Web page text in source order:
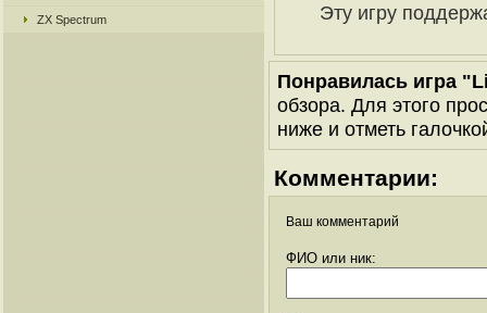
ZX Spectrum Эту игру
Понравилась игра
обзора. Для этого
ниже и отметь
Комментарии:
Ваш комментарий
ФИО или ник: